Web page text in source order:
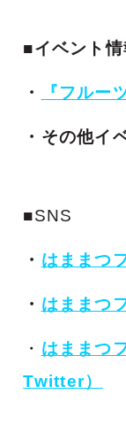
■イベント情
・ 『フルー
・その他イ
■SNS
・ はままつ
・ はままつ
・ はままつ
Twitter）